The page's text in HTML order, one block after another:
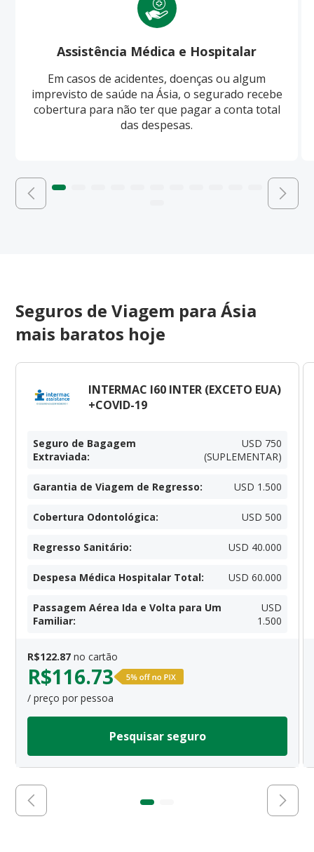
Assistência Médica e Hospitalar
Em casos de acidentes, doenças ou algum
imprevisto de saúde na Ásia, o segurado recebe
cobertura para não ter que pagar a conta total
das despesas.
Seguros de Viagem para Ásia
mais baratos hoje
INTERMAC I60 INTER (EXCETO EUA)
+COVID-19
Seguro de Bagagem
Extraviada:
USD 750
(SUPLEMENTAR)
Garantia de Viagem de Regresso: USD 1.500
Cobertura Odontológica: USD 500
Regresso Sanitário: USD 40.000
Despesa Médica Hospitalar Total: USD 60.000
Passagem Aérea Ida e Volta para Um
Familiar:
USD
1.500
R$122.87 no cartão
R$116.73
/ preço por pessoa
Pesquisar seguro